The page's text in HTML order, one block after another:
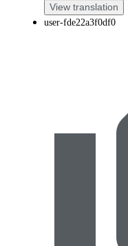
View translation
user-fde22a3f0df0